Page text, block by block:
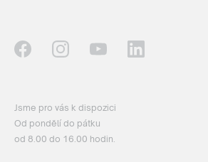
Jsme pro vás k dispozici
Od pondělí do pátku
od 8.00 do 16.00 hodin.